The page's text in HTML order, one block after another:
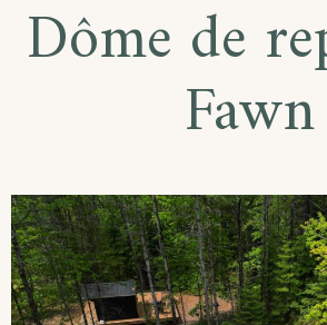
Dôme de
Fawn